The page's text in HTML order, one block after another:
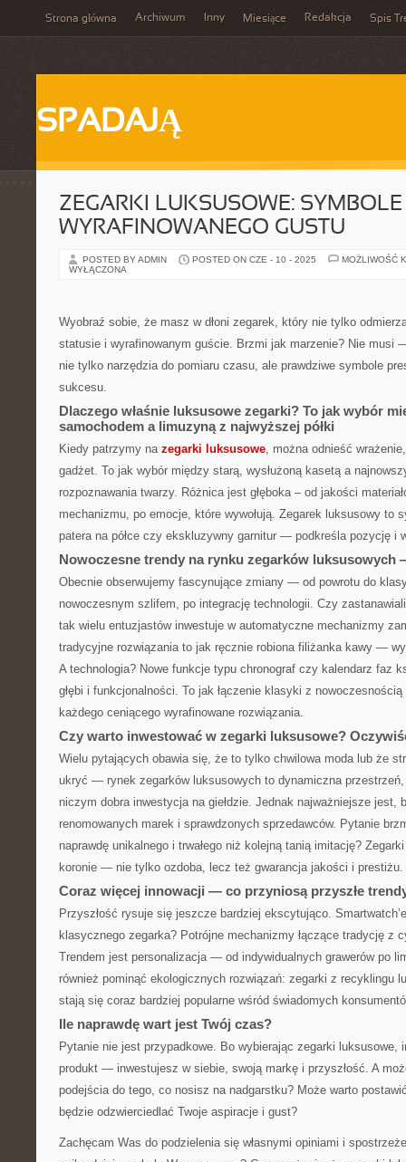
Strona główna Archiwum Inny Miesiące Redakcja Spis
SPADAJĄ
ZEGARKI LUKSUSOWE:
WYRAFINOWANEGO GUSTU
POSTED BY ADMIN POSTED ON CZE - 10 - 2025
MOŻLIWOŚĆ
WYŁĄCZONA
Wyobraź sobie, że masz w dłoni zegarek, który nie tylko
statusie i wyrafinowanym guście. Brzmi jak marzenie? Nie musi
nie tylko narzędzia do pomiaru czasu, ale prawdziwe symbole
sukcesu.
Dlaczego właśnie luksusowe zegarki? To jak wybór
samochodem a limuzyną z najwyższej półki
Kiedy patrzymy na zegarki luksusowe, można odnieść
gadżet. To jak wybór między starą, wysłużoną kasetą a
rozpoznawania twarzy. Różnica jest głęboka – od jakości
mechanizmu, po emocje, które wywołują. Zegarek luksusowy to
patera na półce czy ekskluzywny garnitur — podkreśla pozycję i
Nowoczesne trendy na rynku zegarków luksusowych
Obecnie obserwujemy fascynujące zmiany — od powrotu do
nowoczesnym szlifem, po integrację technologii. Czy
tak wielu entuzjastów inwestuje w automatyczne mechanizmy
tradycyjne rozwiązania to jak ręcznie robiona filiżanka kawy —
A technologia? Nowe funkcje typu chronograf czy kalendarz faz
głębi i funkcjonalności. To jak łączenie klasyki z
każdego ceniącego wyrafinowane rozwiązania.
Czy warto inwestować w zegarki luksusowe?
Wielu pytających obawia się, że to tylko chwilowa moda lub że
ukryć — rynek zegarków luksusowych to dynamiczna
niczym dobra inwestycja na giełdzie. Jednak najważniejsze jest,
renomowanych marek i sprawdzonych sprzedawców. Pytanie
naprawdę unikalnego i trwałego niż kolejną tanią imitację?
koronie — nie tylko ozdoba, lecz też gwarancja jakości i prestiżu.
Coraz więcej innowacji — co przyniosą przyszłe
Przyszłość rysuje się jeszcze bardziej ekscytująco.
klasycznego zegarka? Potrójne mechanizmy łączące tradycję z
Trendem jest personalizacja — od indywidualnych grawerów po
również pominąć ekologicznych rozwiązań: zegarki z recyklingu
stają się coraz bardziej popularne wśród świadomych
Ile naprawdę wart jest Twój czas?
Pytanie nie jest przypadkowe. Bo wybierając zegarki luksusowe,
produkt — inwestujesz w siebie, swoją markę i przyszłość. A
podejścia do tego, co nosisz na nadgarstku? Może warto
będzie odzwierciedlać Twoje aspiracje i gust?
Zachęcam Was do podzielenia się własnymi opiniami i